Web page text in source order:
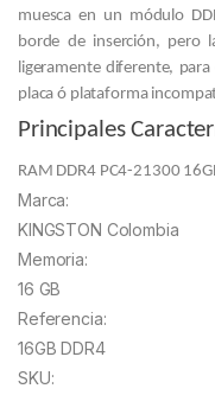
muesca en un módulo
borde de inserción, pero
ligeramente diferente,
placa ó plataforma
Principales
RAM DDR4 PC4-21300
Marca:
KINGSTON Colombia
Memoria:
16 GB
Referencia:
16GB DDR4
SKU: